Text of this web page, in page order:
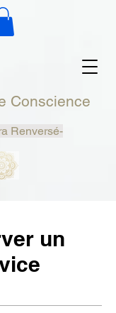
Conscience
Renversé-
un